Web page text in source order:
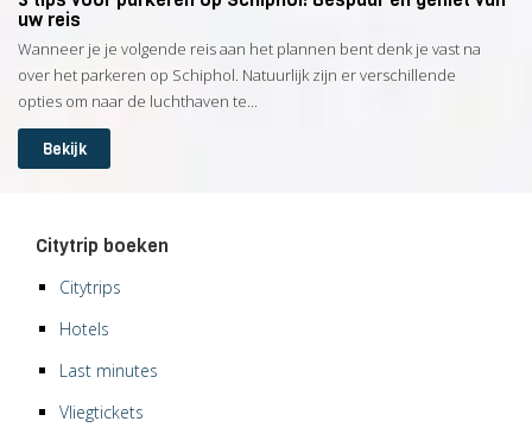
uw reis
Wanneer je je volgende reis aan het plannen bent denk je vast na
over het parkeren op Schiphol. Natuurlijk zijn er verschillende
opties om naar de luchthaven te...
Bekijk
Citytrip boeken
Citytrips
Hotels
Last minutes
Vliegtickets